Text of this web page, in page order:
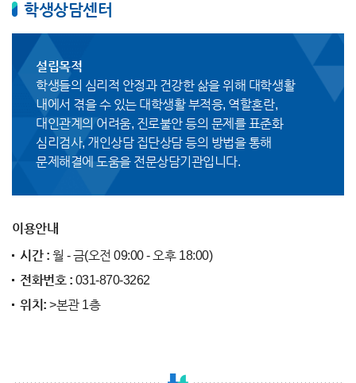
학생상담센터
설립목적
학생들의 심리적 안정과 건강한 삶을 위해 대학생활
내에서 겪을 수 있는 대학생활 부적응, 역할혼란,
대인관계의 어려움, 진로불안 등의 문제를 표준화
심리검사, 개인상담 집단상담 등의 방법을 통해
문제해결에 도움을 전문상담기관입니다.
이용안내
시간 : 월 - 금(오전 09:00 - 오후 18:00)
전화번호 : 031-870-3262
위치:>본관 1층